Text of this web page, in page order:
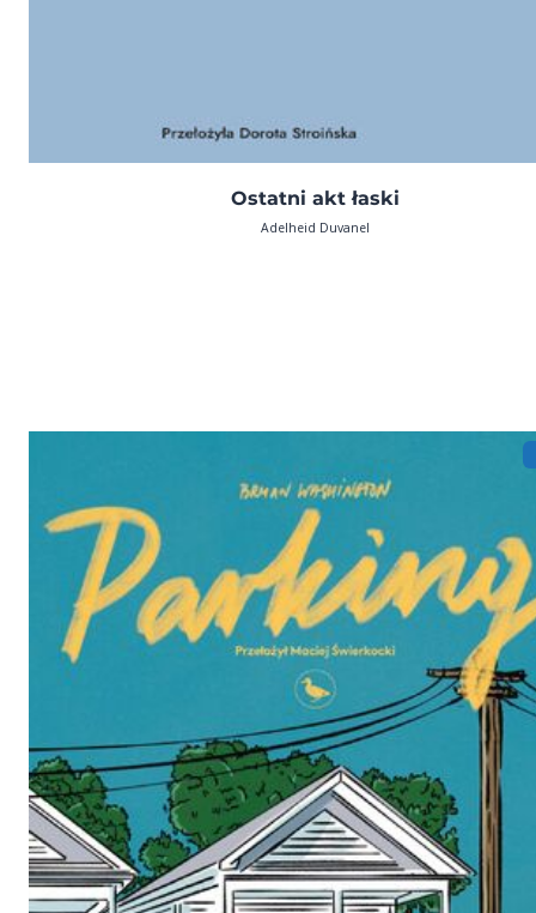
Ostatni akt łaski
Adelheid Duvanel